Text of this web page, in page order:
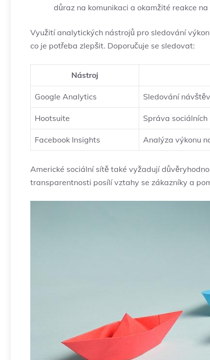
důraz na ⁢komunikaci a okamžité reakce
Využití analytických nástrojů pro sledování
co je potřeba zlepšit.⁢ Doporučuje se sledovat:
Nástroj
Google Analytics Sledování
Hootsuite Správa
Facebook Insights Analýza výkonu
Americké sociální sítě‍ také vyžadují
transparentnosti posílí vztahy se zákazníky ⁤a